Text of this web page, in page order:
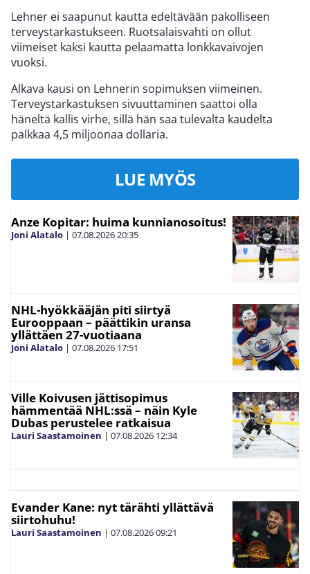
Lehner ei saapunut kautta edeltävään pakolliseen
terveystarkastukseen. Ruotsalaisvahti on ollut
viimeiset kaksi kautta pelaamatta lonkkavaivojen
vuoksi.
Alkava kausi on Lehnerin sopimuksen viimeinen.
Terveystarkastuksen sivuuttaminen saattoi olla
häneltä kallis virhe, sillä hän saa tulevalta kaudelta
palkkaa 4,5 miljoonaa dollaria.
LUE MYÖS
Anze Kopitar: huima kunnianosoitus!
Joni Alatalo | 07.08.202620:35
NHL-hyökkääjän piti siirtyä
Eurooppaan – päättikin uransa
yllättäen 27-vuotiaana
Joni Alatalo | 07.08.2026 17:51
Ville Koivusen jättisopimus
hämmentää NHL:ssä – näin Kyle
Dubas perustelee ratkaisua
Lauri Saastamoinen | 07.08.2026 12:34
Evander Kane: nyt tärähti yllättävä
siirtohuhu!
Lauri Saastamoinen | 07.08.202609:21